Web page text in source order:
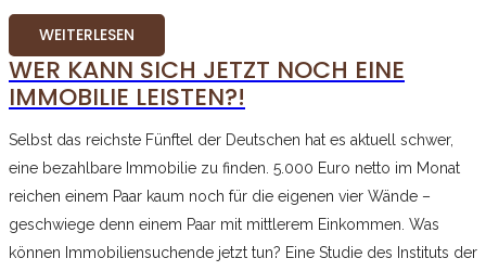
WEITERLESEN
WER KANN SICH JETZT NOCH EINE
IMMOBILIE LEISTEN?!
Selbst das reichste Fünftel der Deutschen hat es aktuell schwer,
eine bezahlbare Immobilie zu finden. 5.000 Euro netto im Monat
reichen einem Paar kaum noch für die eigenen vier Wände –
geschwiege denn einem Paar mit mittlerem Einkommen. Was
können Immobiliensuchende jetzt tun? Eine Studie des Instituts der